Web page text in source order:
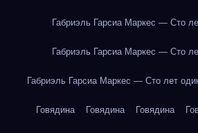
Габриэль Гарсиа Маркес — Сто
Габриэль Гарсиа Маркес — Сто
Габриэль Гарсиа Маркес — Сто лет
Говядина Говядина Говядина